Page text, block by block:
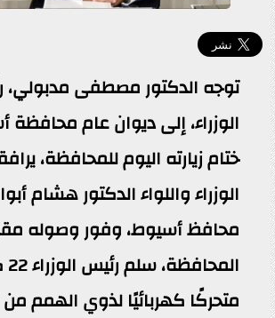
توجه الدكتور مصطفى
الوزراء، إلى ديوان عام
ختام زيارته اليوم للمحافظة،
الوزراء واللواء الدكتور هشام
محافظ أسيوط، وفور وصوله
متحركًا كهربائيًا لذوي الهمم